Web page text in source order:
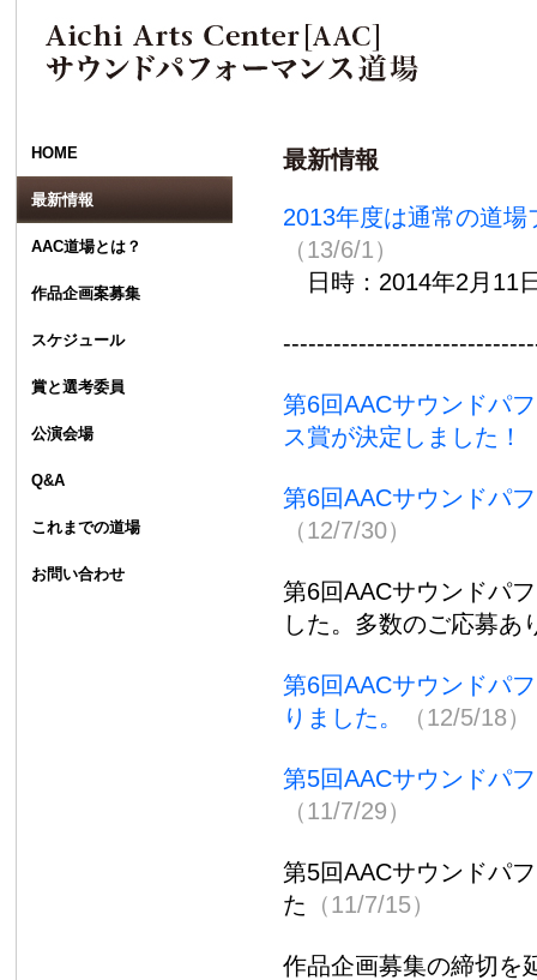
HOME
最新情報
AAC道場とは？
作品企画案募集
スケジュール
賞と選考委員
公演会場
Q&A
これまでの道場
お問い合わせ
最新情報
2013年度は通常の道
（13/6/1）
日時：2014年2月11
第6回AACサウンドパ
ス賞が決定しました！
第6回AACサウンドパ
（12/7/30）
第6回AACサウンドパ
した。多数のご応募あ
第6回AACサウンドパ
りました。
（12/5/18）
第5回AACサウンドパ
（11/7/29）
第5回AACサウンドパ
た （11/7/15）
作品企画募集の締切を